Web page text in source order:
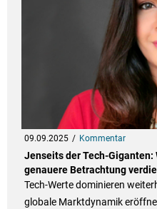
09.09.2025 Kommentar
Jenseits der Tech-Giganten:
genauere Betrachtung
Tech-Werte dominieren
globale Marktdynamik